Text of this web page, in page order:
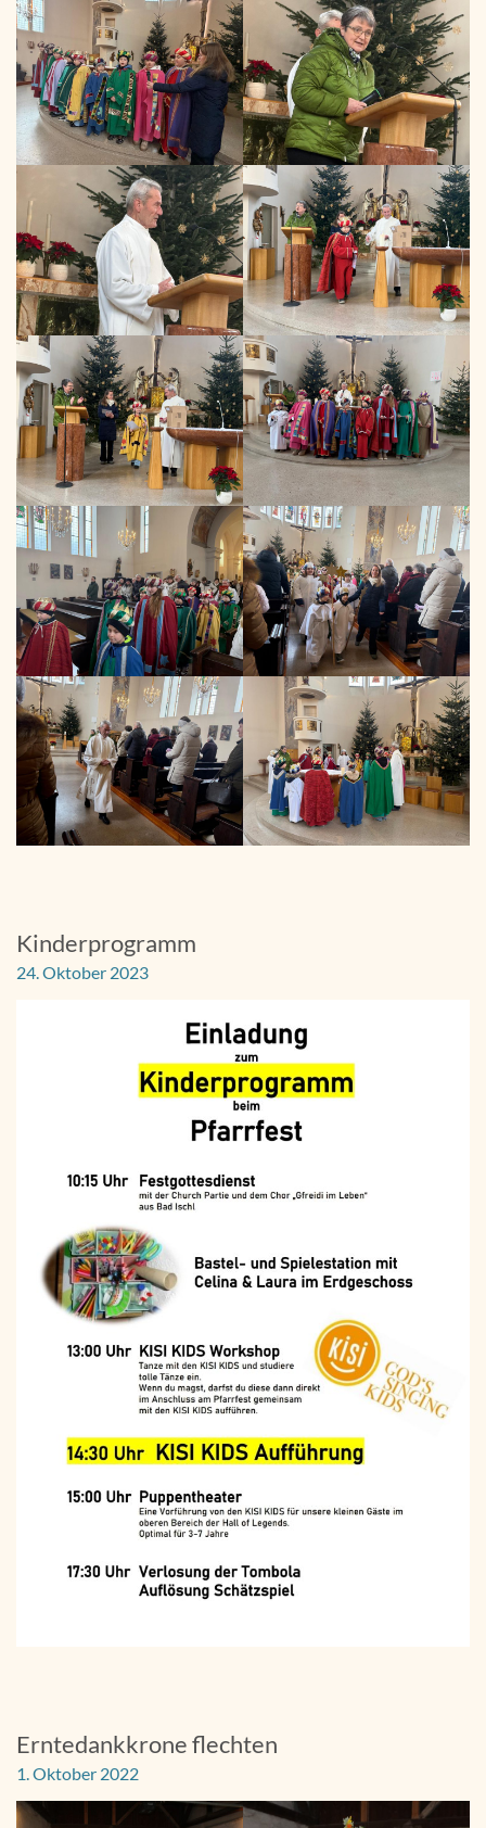
Kinderprogramm
24. Oktober 2023
Erntedankkrone flechten
1. Oktober 2022